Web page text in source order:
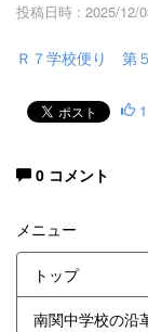
投稿日時 : 2025/12/
Ｒ７学校便り 第
1
0 コメント
メニュー
トップ
南関中学校の沿